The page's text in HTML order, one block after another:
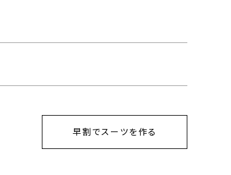
早割でスーツを作る